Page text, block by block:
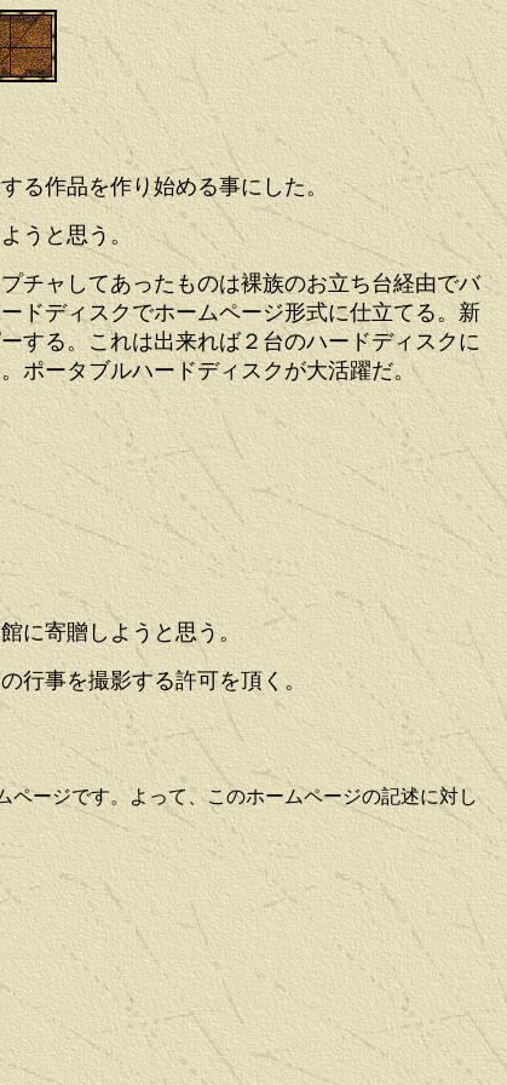
作品を作り始める事にした。
うと思う。
チャしてあったものは裸族のお立ち台経由でバ
ドディスクでホームページ形式に仕立てる。新
する。これは出来れば２台のハードディスクに
ポータブルハードディスクが大活躍だ。
に寄贈しようと思う。
行事を撮影する許可を頂く。
ページです。よって、このホームページの記述に対し